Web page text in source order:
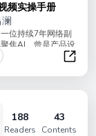
频实操手册
位持续7年网络副
焦AI。曾是产品设
看好AI前景，现全
AI绘
188
Readers
43
Contents